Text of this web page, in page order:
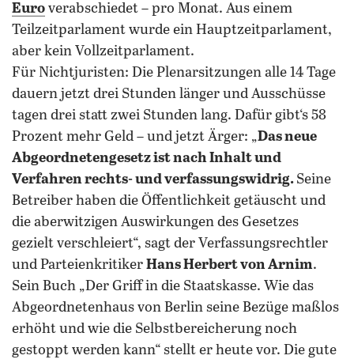
Euro verabschiedet – pro Monat. Aus einem
Teilzeitparlament wurde ein Hauptzeitparlament,
aber kein Vollzeitparlament.
Für Nichtjuristen: Die Plenarsitzungen alle 14 Tage
dauern jetzt drei Stunden länger und Ausschüsse
tagen drei statt zwei Stunden lang. Dafür gibt‘s 58
Prozent mehr Geld – und jetzt Ärger: „Das neue
Abgeordnetengesetz ist nach Inhalt und
Verfahren rechts- und verfassungswidrig. Seine
Betreiber haben die Öffentlichkeit getäuscht und
die aberwitzigen Auswirkungen des Gesetzes
gezielt verschleiert“, sagt der Verfassungsrechtler
und Parteienkritiker Hans Herbert von Arnim.
Sein Buch „Der Griff in die Staatskasse. Wie das
Abgeordnetenhaus von Berlin seine Bezüge maßlos
erhöht und wie die Selbstbereicherung noch
gestoppt werden kann“ stellt er heute vor. Die gute